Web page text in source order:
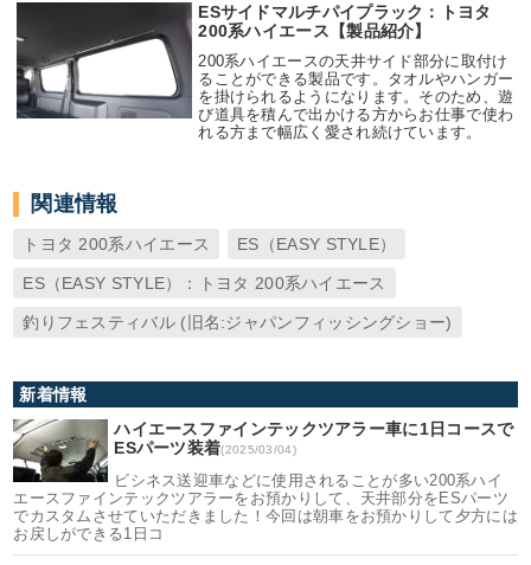
ESサイドマルチパイプラック：トヨタ
200系ハイエース【製品紹介】
200系ハイエースの天井サイド部分に取付け
ることができる製品です。タオルやハンガー
を掛けられるようになります。そのため、遊
び道具を積んで出かける方からお仕事で使わ
れる方まで幅広く愛され続けています。
関連情報
トヨタ 200系ハイエース ES（EASY STYLE）
ES（EASY STYLE）：トヨタ 200系ハイエース
釣りフェスティバル (旧名:ジャパンフィッシングショー)
新着情報
ハイエースファインテックツアラー車に1日コースで
ESパーツ装着(2025/03/04)
ビシネス送迎車などに使用されることが多い200系ハイ
エースファインテックツアラーをお預かりして、天井部分をESパーツ
でカスタムさせていただきました！今回は朝車をお預かりして夕方には
お戻しができる1日コ